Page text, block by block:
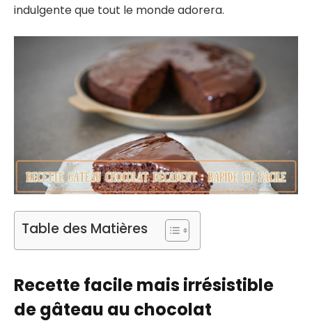
indulgente que tout le monde adorera.
Table des Matières
Recette facile mais irrésistible
de gâteau au chocolat